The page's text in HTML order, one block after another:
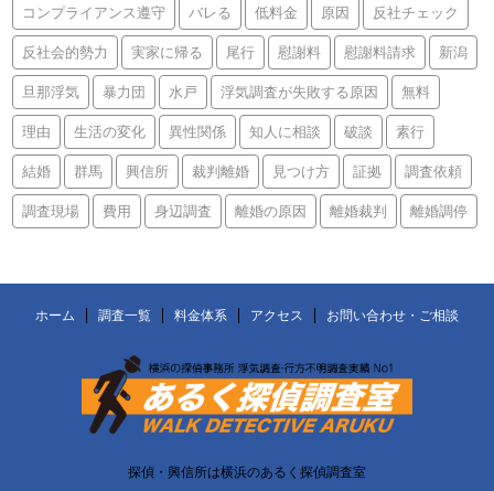
コンプライアンス遵守 バレる 低料金 原因 反社チェック
反社会的勢力 実家に帰る 尾行 慰謝料 慰謝料請求 新潟
旦那浮気 暴力団 水戸 浮気調査が失敗する原因 無料
理由 生活の変化 異性関係 知人に相談 破談 素行
結婚 群馬 興信所 裁判離婚 見つけ方 証拠 調査依頼
調査現場 費用 身辺調査 離婚の原因 離婚裁判 離婚調停
ホーム 調査一覧 料金体系 アクセス お問い合わせ・ご相談
探偵・興信所は横浜のあるく探偵調査室